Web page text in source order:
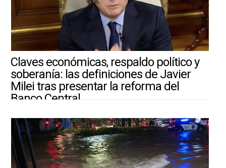
Claves económicas, respaldo político y
soberanía: las definiciones de Javier
Milei tras presentar la reforma del
Banco Central